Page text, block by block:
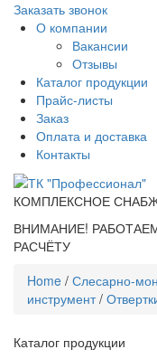
Заказать звонок
О компании
Вакансии
Отзывы
Каталог продукции
Прайс-листы
Заказ
Оплата и доставка
Контакты
КОМПЛЕКСНОЕ
ВНИМАНИЕ!
РАСЧЁТУ
Home / Слесарно-
инструмент/
Каталог продукции